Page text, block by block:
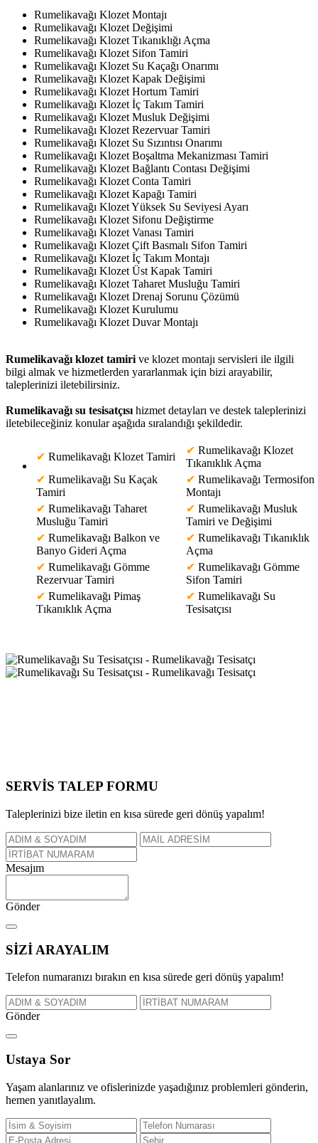
Rumelikavağı Klozet Montajı
Rumelikavağı Klozet Değişimi
Rumelikavağı Klozet Tıkanıklığı Açma
Rumelikavağı Klozet Sifon Tamiri
Rumelikavağı Klozet Su Kaçağı Onarımı
Rumelikavağı Klozet Kapak Değişimi
Rumelikavağı Klozet Hortum Tamiri
Rumelikavağı Klozet İç Takım Tamiri
Rumelikavağı Klozet Musluk Değişimi
Rumelikavağı Klozet Rezervuar Tamiri
Rumelikavağı Klozet Su Sızıntısı Onarımı
Rumelikavağı Klozet Boşaltma Mekanizması Tamiri
Rumelikavağı Klozet Bağlantı Contası Değişimi
Rumelikavağı Klozet Conta Tamiri
Rumelikavağı Klozet Kapağı Tamiri
Rumelikavağı Klozet Yüksek Su Seviyesi Ayarı
Rumelikavağı Klozet Sifonu Değiştirme
Rumelikavağı Klozet Vanası Tamiri
Rumelikavağı Klozet Çift Basmalı Sifon Tamiri
Rumelikavağı Klozet İç Takım Montajı
Rumelikavağı Klozet Üst Kapak Tamiri
Rumelikavağı Klozet Taharet Musluğu Tamiri
Rumelikavağı Klozet Drenaj Sorunu Çözümü
Rumelikavağı Klozet Kurulumu
Rumelikavağı Klozet Duvar Montajı
Rumelikavağı klozet tamiri ve klozet montajı servisleri ile ilgili
bilgi almak ve hizmetlerden yararlanmak için bizi arayabilir,
taleplerinizi iletebilirsiniz.
Rumelikavağı su tesisatçısı hizmet detayları ve destek taleplerinizi
iletebileceğiniz konular aşağıda sıralandığı şekildedir.
✔ Rumelikavağı Klozet Tamiri
✔ Rumelikavağı Klozet
Tıkanıklık Açma
✔ Rumelikavağı Su Kaçak
Tamiri
✔ Rumelikavağı Termosifon
Montajı
✔ Rumelikavağı Taharet
Musluğu Tamiri
✔ Rumelikavağı Musluk
Tamiri ve Değişimi
✔ Rumelikavağı Balkon ve
Banyo Gideri Açma
✔ Rumelikavağı Tıkanıklık
Açma
✔ Rumelikavağı Gömme
Rezervuar Tamiri
✔ Rumelikavağı Gömme
Sifon Tamiri
✔ Rumelikavağı Pimaş
Tıkanıklık Açma
✔ Rumelikavağı Su
Tesisatçısı
SERVİS TALEP FORMU
Taleplerinizi bize iletin en kısa sürede geri dönüş yapalım!
Mesajım
Gönder
SİZİ ARAYALIM
Telefon numaranızı bırakın en kısa sürede geri dönüş yapalım!
Gönder
Ustaya Sor
Yaşam alanlarınız ve ofislerinizde yaşadığınız problemleri gönderin,
hemen yanıtlayalım.